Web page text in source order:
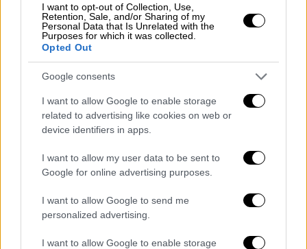
I want to opt-out of Collection, Use,
Retention, Sale, and/or Sharing of my
Personal Data that Is Unrelated with the
Purposes for which it was collected.
Opted Out
Google consents
I want to allow Google to enable storage
related to advertising like cookies on web or
device identifiers in apps.
I want to allow my user data to be sent to
Google for online advertising purposes.
I want to allow Google to send me
personalized advertising.
I want to allow Google to enable storage
Κόσμος|08.01.2025 22:37
Οι απειλές του Ντόναλντ Τραμπ προς
Γροιλανδία, Καναδά και Παναμά δείχνουν
τι εννοούσε με το «Πρώτα η Αμερική»
Δύο μήνες μετά τον θρίαμβο και την
επάνοδο στον προεδρικό θώκο των ΗΠΑ,
όλα πλέον γίνονται πιο ξεκάθαρα για τις
προτεραιότητές του